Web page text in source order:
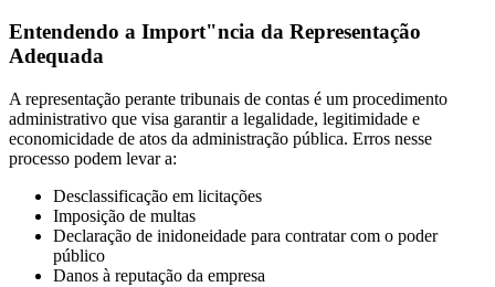
Entendendo a Import"ncia da Representação
Adequada
A representação perante tribunais de contas é um procedimento
administrativo que visa garantir a legalidade, legitimidade e
economicidade de atos da administração pública. Erros nesse
processo podem levar a:
Desclassificação em licitações
Imposição de multas
Declaração de inidoneidade para contratar com o poder
público
Danos à reputação da empresa